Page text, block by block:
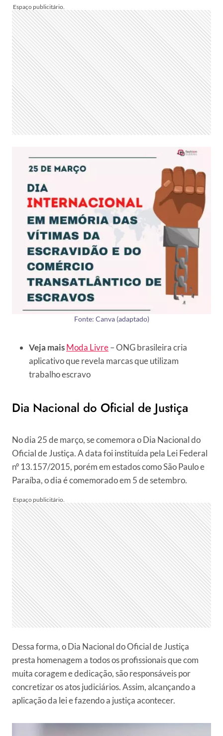
Fonte: Canva (adaptado)
Veja maisModa Livre– ONG brasileira cria
aplicativo que revela marcas que utilizam
trabalho escravo
Dia Nacional do Oficial de Justiça
No dia 25 de março, se comemora o Dia Nacional do
Oficial de Justiça. A data foi instituída pela Lei Federal
nº 13.157/2015, porém em estados como São Paulo e
Paraíba, o dia é comemorado em 5 de setembro.
Dessa forma, o Dia Nacional do Oficial de Justiça
presta homenagem a todos os profissionais que com
muita coragem e dedicação, são responsáveis por
concretizar os atos judiciários. Assim, alcançando a
aplicação da lei e fazendo a justiça acontecer.